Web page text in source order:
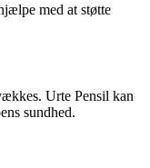
med at støtte
Urte Pensil kan
sundhed.